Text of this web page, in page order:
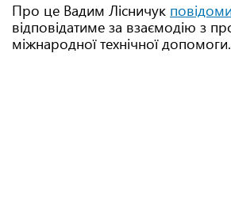
Про це Вадим Лісничук
відповідатиме за взаємодію з
міжнародної технічної допомоги.